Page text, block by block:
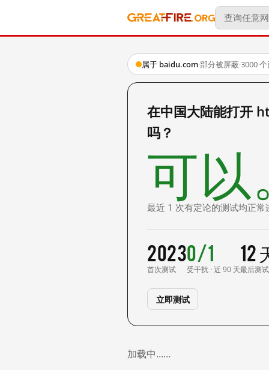
属于 baidu.com·部分被屏蔽·3000
在中国大陆能打开
吗？
可以
最近 1 次有定论的测试均正常
2023
首次测试
0/1
受干扰 · 近 90 天
12
最后测试
立即测试
加载中……